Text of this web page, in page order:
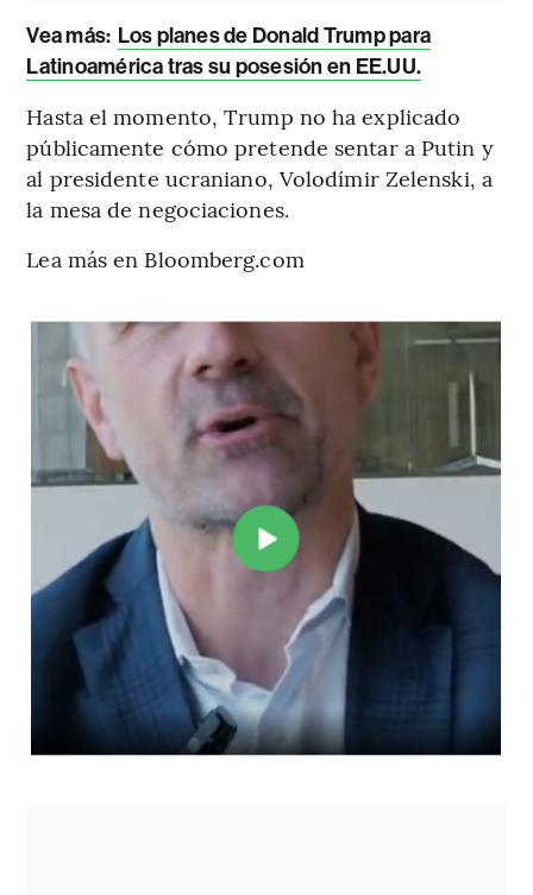
Vea más: Los planes de Donald Trump para
Latinoamérica tras su posesión en EE.UU.
Hasta el momento, Trump no ha explicado
públicamente cómo pretende sentar a Putin y
al presidente ucraniano, Volodímir Zelenski, a
la mesa de negociaciones.
Lea más en Bloomberg.com